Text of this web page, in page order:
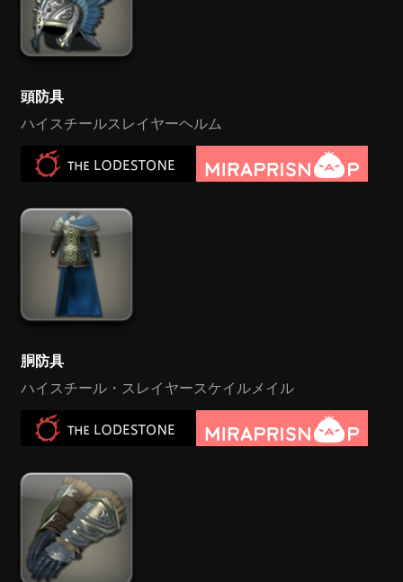
頭防具
ハイスチールスレイヤーヘルム
胴防具
ハイスチール・スレイヤースケイルメイル